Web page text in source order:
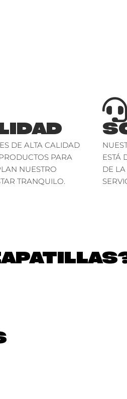
DE ALTA CALIDAD
PARA
NUESTRO
TRANQUILO.
ESTÁ
DE